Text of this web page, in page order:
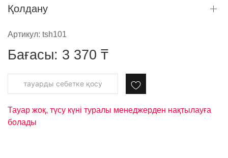
Артықшылықтары: нәрлендіру және ылғалдандыру,
Қандай тері түрлеріне арналған: барлық тері түрлеріне
ашылғаннан кейін 12 ай
Қолдану
Артикул: tsh101
Бағасы: 3 370 ₸
тауарды cебетке қосу
Тауар жоқ, түсу күні туралы менеджерден нақтылауға
болады